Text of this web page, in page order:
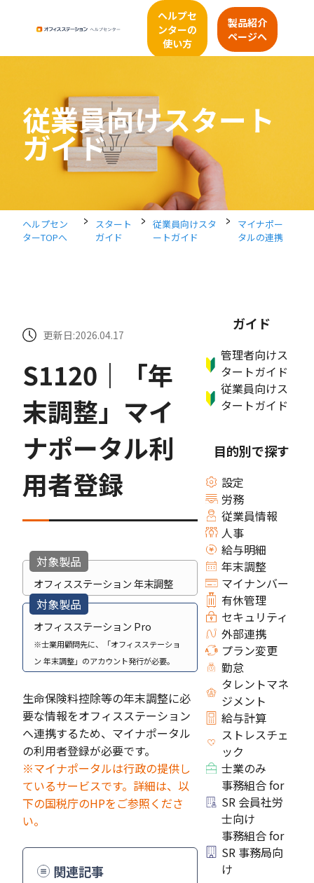
ヘルプセ
ンターの
使い方
製品紹介
ページへ
従業員向けスタート
ガイド
ヘルプセン
ターTOPへ
>
スタート
ガイド
>
従業員向けスタ
ートガイド
>
マイナポー
タルの連携
更新日:2026.04.17
S1120｜「年
末調整」マイ
ナポータル利
用者登録
対象製品
オフィスステーション 年末調整
対象製品
オフィスステーション Pro
※士業用顧問先に、「オフィスステーショ
ン 年末調整」のアカウント発行が必要。
生命保険料控除等の年末調整に必
要な情報をオフィスステーション
へ連携するため、マイナポータル
の利用者登録が必要です。
※マイナポータルは行政の提供し
ているサービスです。詳細は、以
下の国税庁のHPをご参照くださ
い。
関連記事
ガイド
管理者向けス
タートガイド
従業員向けス
タートガイド
目的別で探す
設定
労務
従業員情報
人事
給与明細
年末調整
マイナンバー
有休管理
セキュリティ
外部連携
プラン変更
勤怠
タレントマネ
ジメント
給与計算
ストレスチェ
ック
士業のみ
事務組合 for
SR 会員社労
士向け
事務組合 for
SR 事務局向
け